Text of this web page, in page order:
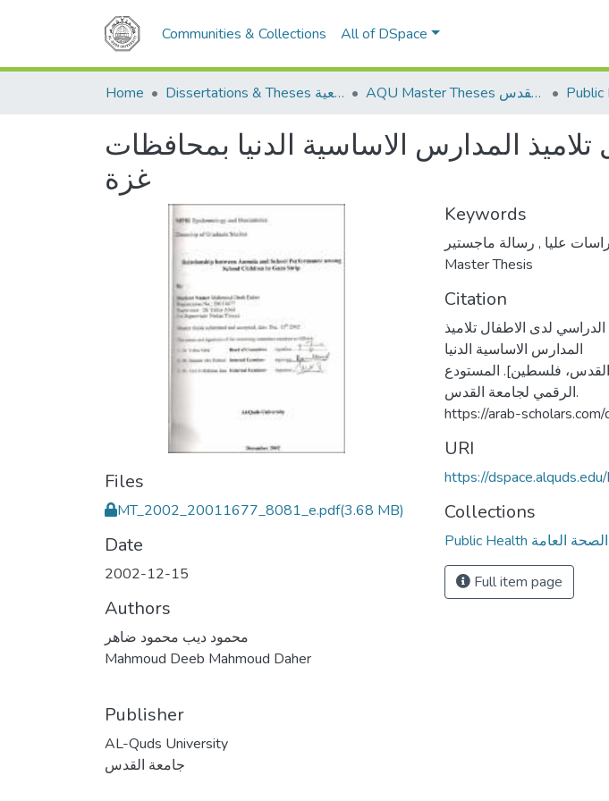
Communities & Collections All of DSpace
Home Dissertations & Theses الرسائل الجامعية AQU Master Theses الرسائل الجامعية الخاصة بجامعة القدس
تلاميذ المدارس الاساسية الدنيا بمحافظات
غزة
Files
MT_2002_20011677_8081_e.pdf(3.68 MB)
Date
2002-12-15
Authors
محمود ديب محمود ضاهر
Mahmoud Deeb Mahmoud Daher
Publisher
AL-Quds University
جامعة القدس
Keywords
عليا ,
Master Thesis
Citation
بالاداء الدراسي لدى الاطفال تلاميذ
المدارس الاساسية الدنيا
فلسطين]. المستودع
الرقمي لجامعة القدس.
https://arab-
URI
https://
Collections
Public Health الصحة العامة
Full item page